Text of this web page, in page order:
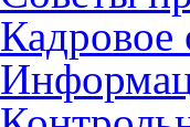
Кадровое